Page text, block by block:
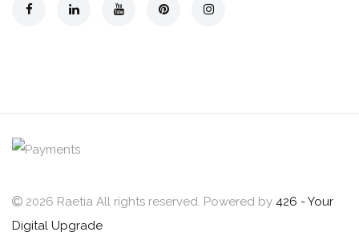
2026 Raetia All rights reserved. Powered by 426 - Your
Digital Upgrade